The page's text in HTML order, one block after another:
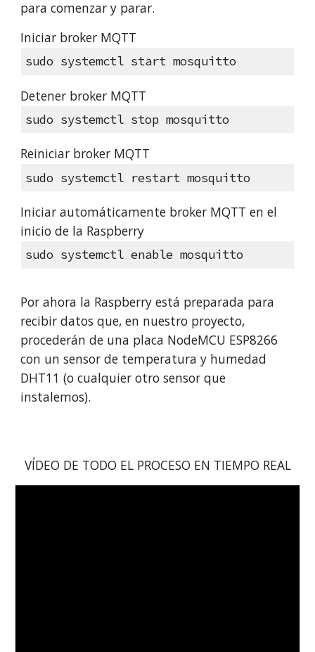
para comenzar y parar.
Iniciar broker MQTT
sudo systemctl start mosquitto
Detener broker MQTT
sudo systemctl stop mosquitto
Reiniciar broker MQTT
sudo systemctl restart mosquitto
Iniciar automáticamente broker MQTT en el
inicio de la Raspberry
sudo systemctl enable mosquitto
Por ahora la Raspberry está preparada para
recibir datos que, en nuestro proyecto,
procederán de una placa NodeMCU ESP8266
con un sensor de temperatura y humedad
DHT11 (o cualquier otro sensor que
instalemos).
VÍDEO DE TODO EL PROCESO EN TIEMPO REAL